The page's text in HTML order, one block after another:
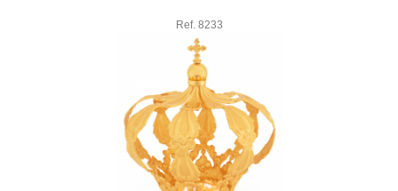
Ref. 8233